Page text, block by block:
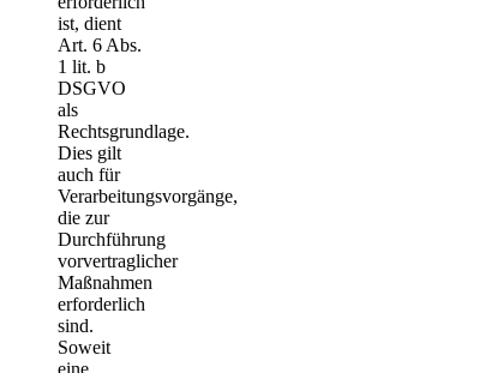
ist, dient
Art. 6 Abs.
1 lit. b
DSGVO
als
Rechtsgrundlage.
Dies gilt
auch für
Verarbeitungsvorgänge,
die zur
Durchführung
vorvertraglicher
Maßnahmen
erforderlich
sind.
Soweit